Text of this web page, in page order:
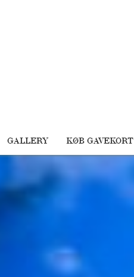
GALLERY KØB GAVEKORT